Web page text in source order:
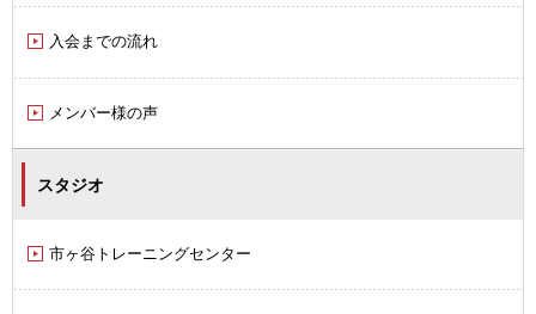
入会までの流れ
メンバー様の声
スタジオ
市ヶ谷トレーニングセンター